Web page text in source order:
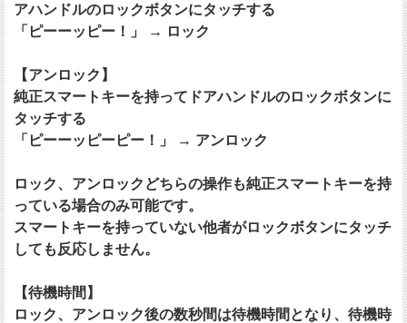
アハンドルのロックボタンにタッチする
「ピーーッピー！」 → ロック
【アンロック】
純正スマートキーを持ってドアハンドルのロックボタンに
タッチする
「ピーーッピーピー！」 → アンロック
ロック、アンロックどちらの操作も純正スマートキーを持
っている場合のみ可能です。
スマートキーを持っていない他者がロックボタンにタッチ
しても反応しません。
【待機時間】
ロック、アンロック後の数秒間は待機時間となり、待機時